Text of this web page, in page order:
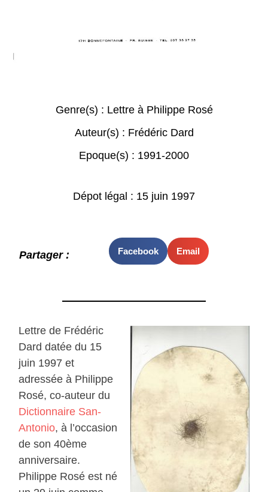
Genre(s) : Lettre à Philippe Rosé
Auteur(s) : Frédéric Dard
Epoque(s) : 1991-2000
Dépot légal : 15 juin 1997
Partager : Facebook Email
Lettre de Frédéric
Dard datée du 15
juin 1997 et
adressée à Philippe
Rosé, co-auteur du
Dictionnaire San-
Antonio, à l’occasion
de son 40ème
anniversaire.
Philippe Rosé est né